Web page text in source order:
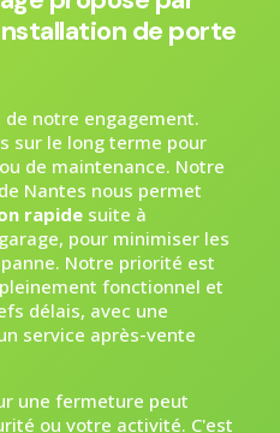
de porte
notre engagement.
sur le long terme pour
de maintenance. Notre
Nantes nous permet
rapidesuite à
pour minimiser les
Notre priorité est
fonctionnel et
délais, avec une
service après-vente
une fermeture peut
ou votre activité. C'est